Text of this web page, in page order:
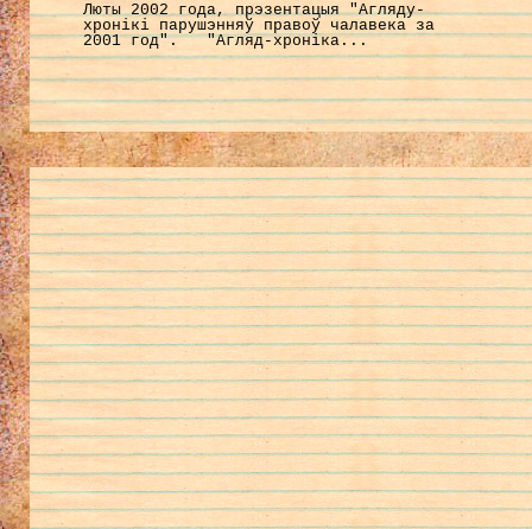
Люты 2002 года, прэзентацыя "Агляду-
хронікі парушэнняў правоў чалавека за
2001 год". "Агляд-хроніка...